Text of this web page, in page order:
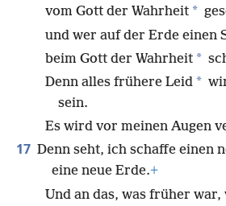
vom Gott der Wahrheit *
und wer auf der Erde einen
beim Gott der Wahrheit *
Denn alles frühere Leid *
sein.
Es wird vor meinen Augen
17 Denn seht, ich schaffe einen
eine neue Erde.+
Und an das, was früher